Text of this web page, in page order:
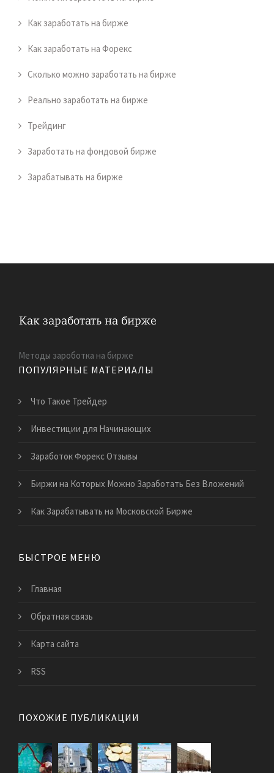
Как заработать на бирже
Как заработать на Форекс
Сколько можно заработать на бирже
Реально заработать на бирже
Трейдинг
Заработать на фондовой бирже
Зарабатывать на бирже
Методы зароботка на бирже
ПОПУЛЯРНЫЕ МАТЕРИАЛЫ
Что Такое Трейдер
Инвестиции для Начинающих
Заработок Форекс Отзывы
Биржи на Которых Можно Заработать Без Вложений
Как Зарабатывать на Московской Бирже
БЫСТРОЕ МЕНЮ
Главная
Обратная связь
Карта сайта
RSS
ПОХОЖИЕ ПУБЛИКАЦИИ